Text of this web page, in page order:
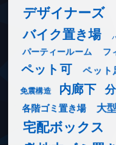
デザイナーズ
バイク置き場
パーティールーム フ
ペット可 ペット
免震構造 内廊下
各階ゴミ置き場 大
宅配ボックス